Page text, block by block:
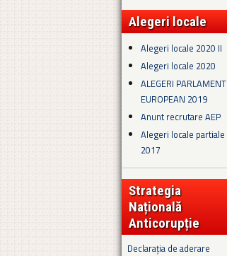
Alegeri locale
Alegeri locale 2020 II
Alegeri locale 2020
ALEGERI PARLAMENT
EUROPEAN 2019
Anunt recrutare AEP
Alegeri locale partiale
2017
Strategia
Națională
Anticorupție
Declarația de aderare